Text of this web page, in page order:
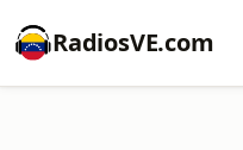
RadiosVE.com